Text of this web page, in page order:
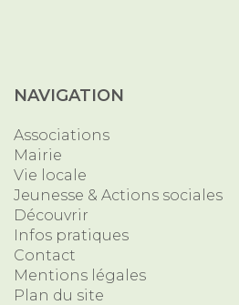
NAVIGATION
Associations
Mairie
Vie locale
Jeunesse & Actions sociales
Découvrir
Infos pratiques
Contact
Mentions légales
Plan du site